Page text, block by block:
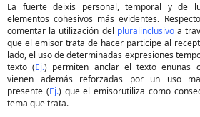
La fuerte deixis personal, temporal y de
elementos cohesivos más evidentes.
comentar la utilización del pluralinclusivoa
que el emisor trata de hacer participe al
lado, el uso de determinadas expresiones
texto (Ej.) permiten anclar el texto enunas
vienen además reforzadas por un uso
presente (Ej.) que el emisorutiliza como
tema que trata.